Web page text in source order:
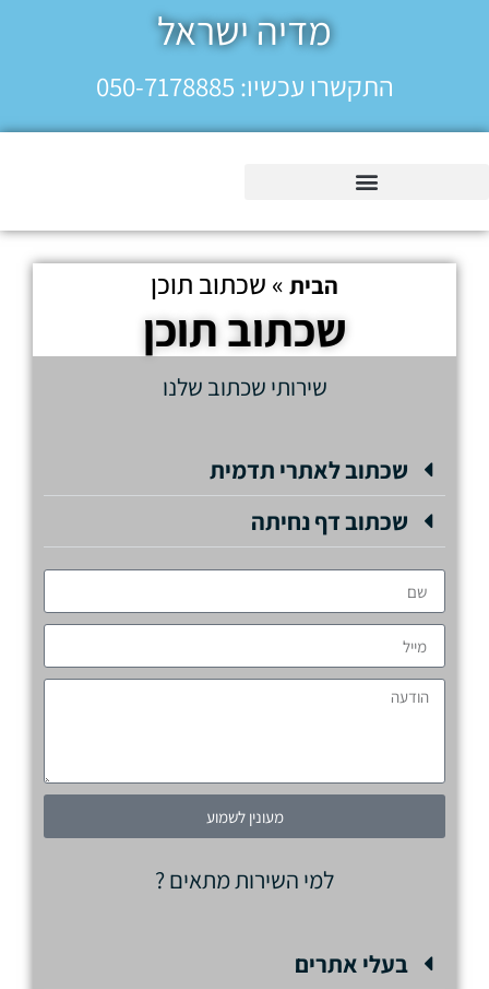
מדיה ישראל
התקשרו עכשיו: 050-7178885
הבית » שכתוב תוכן
שכתוב תוכן
שירותי שכתוב שלנו
שכתוב לאתרי תדמית
שכתוב דף נחיתה
מעונין לשמוע
למי השירות מתאים ?
בעלי אתרים